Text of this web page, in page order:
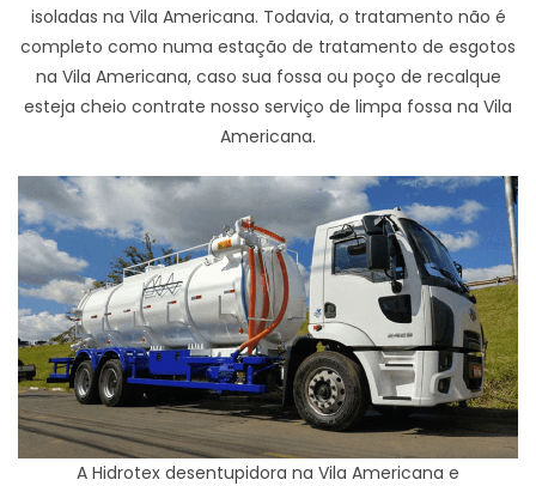
isoladas na Vila Americana. Todavia, o tratamento não é
completo como numa estação de tratamento de esgotos
na Vila Americana, caso sua fossa ou poço de recalque
esteja cheio contrate nosso serviço de limpa fossa na Vila
Americana.
A Hidrotex desentupidora na Vila Americana e